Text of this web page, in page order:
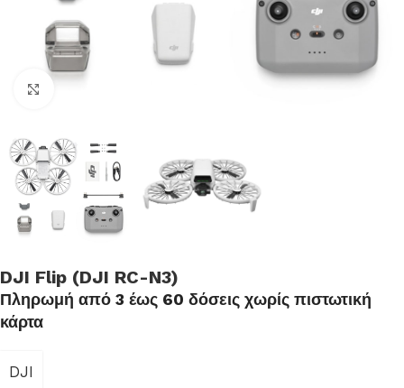
DJI Flip (DJI RC-N3)
Πληρωμή από 3 έως 60 δόσεις χωρίς πιστωτική
κάρτα
DJI